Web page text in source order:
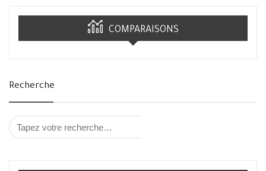
COMPARAISONS
Recherche